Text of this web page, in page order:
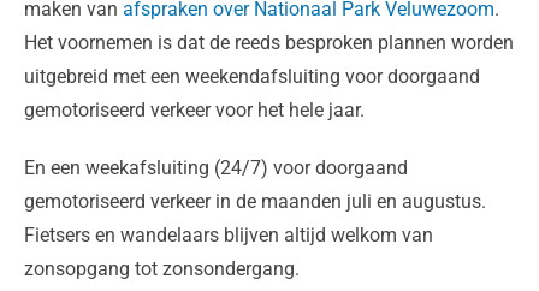
maken van afspraken over Nationaal Park Veluwezoom.
Het voornemen is dat de reeds besproken plannen worden
uitgebreid met een weekendafsluiting voor doorgaand
gemotoriseerd verkeer voor het hele jaar.
En een weekafsluiting (24/7) voor doorgaand
gemotoriseerd verkeer in de maanden juli en augustus.
Fietsers en wandelaars blijven altijd welkom van
zonsopgang tot zonsondergang.